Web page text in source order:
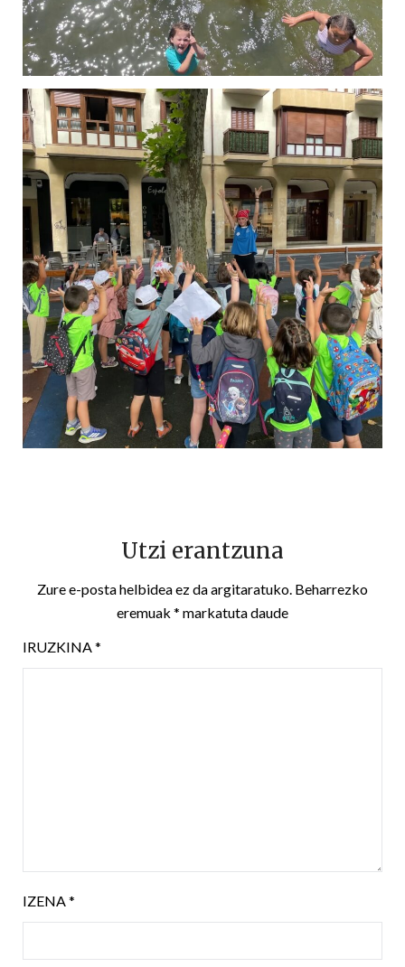
Utzi erantzuna
Zure e-posta helbidea ez da argitaratuko. Beharrezko
eremuak * markatuta daude
IRUZKINA*
IZENA*